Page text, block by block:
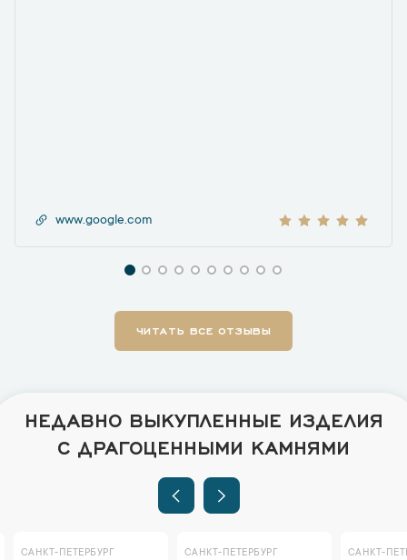
www.google.com
ЧИТАТЬ ВСЕ ОТЗЫВЫ
НЕДАВНО ВЫКУПЛЕННЫЕ ИЗДЕЛИЯ
С ДРАГОЦЕННЫМИ КАМНЯМИ
САНКТ-ПЕТЕРБУРГ САНКТ-ПЕТЕРБУРГ САНКТ-